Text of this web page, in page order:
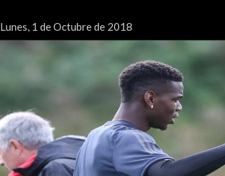
Lunes, 1 de Octubre de 2018